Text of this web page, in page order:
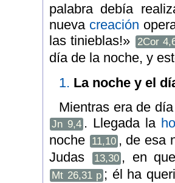
palabra debía
nueva creación
las tinieblas!»
2Cor
día de la noche, y
1. La noche y el
Mientras era de
Jn 9,4 . Llegada la
noche
11,10 , de esa
Judas
13,30 , en
Mt 26,31 p ; él ha